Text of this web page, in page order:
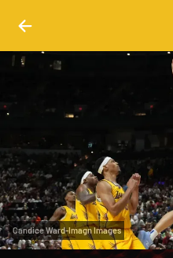
Candice Ward-Imagn Images